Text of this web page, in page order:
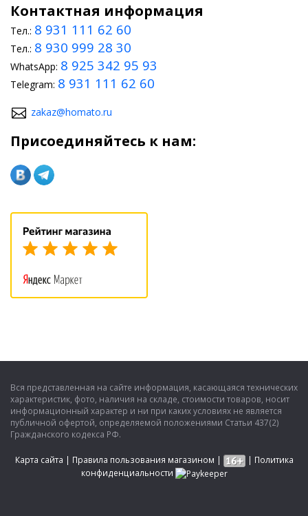
Контактная информация
Тел.: 8 931 111 62 60
Тел.: 8 930 999 28 30
WhatsApp: 8 925 342 95 93
Telegram: 8 931 111 62 60
zakaz@homato.ru
Присоединяйтесь к нам:
Вся представленная на сайте информация, касающаяся технических
характеристик, фото, наличия на складе, стоимости товаров, носит
информационный характер и ни при каких условиях не является
публичной офертой, определяемой положениями Статьи 437(2)
Гражданского кодекса РФ.
Карта сайта | Правила пользования магазином | | Политика
конфиденциальности